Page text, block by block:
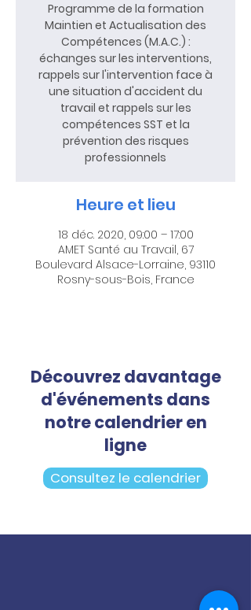
Programme de la formation
Maintien et Actualisation des
Compétences (M.A.C.) :
échanges sur les interventions,
rappels sur l'intervention face à
une situation d'accident du
travail et rappels sur les
compétences SST et la
prévention des risques
professionnels
Heure et lieu
18 déc. 2020, 09:00 – 17:00
AMET Santé au Travail, 67
Boulevard Alsace-Lorraine, 93110
Rosny-sous-Bois, France
Découvrez davantage
d'événements dans
notre calendrier en
ligne
Consultez le calendrier